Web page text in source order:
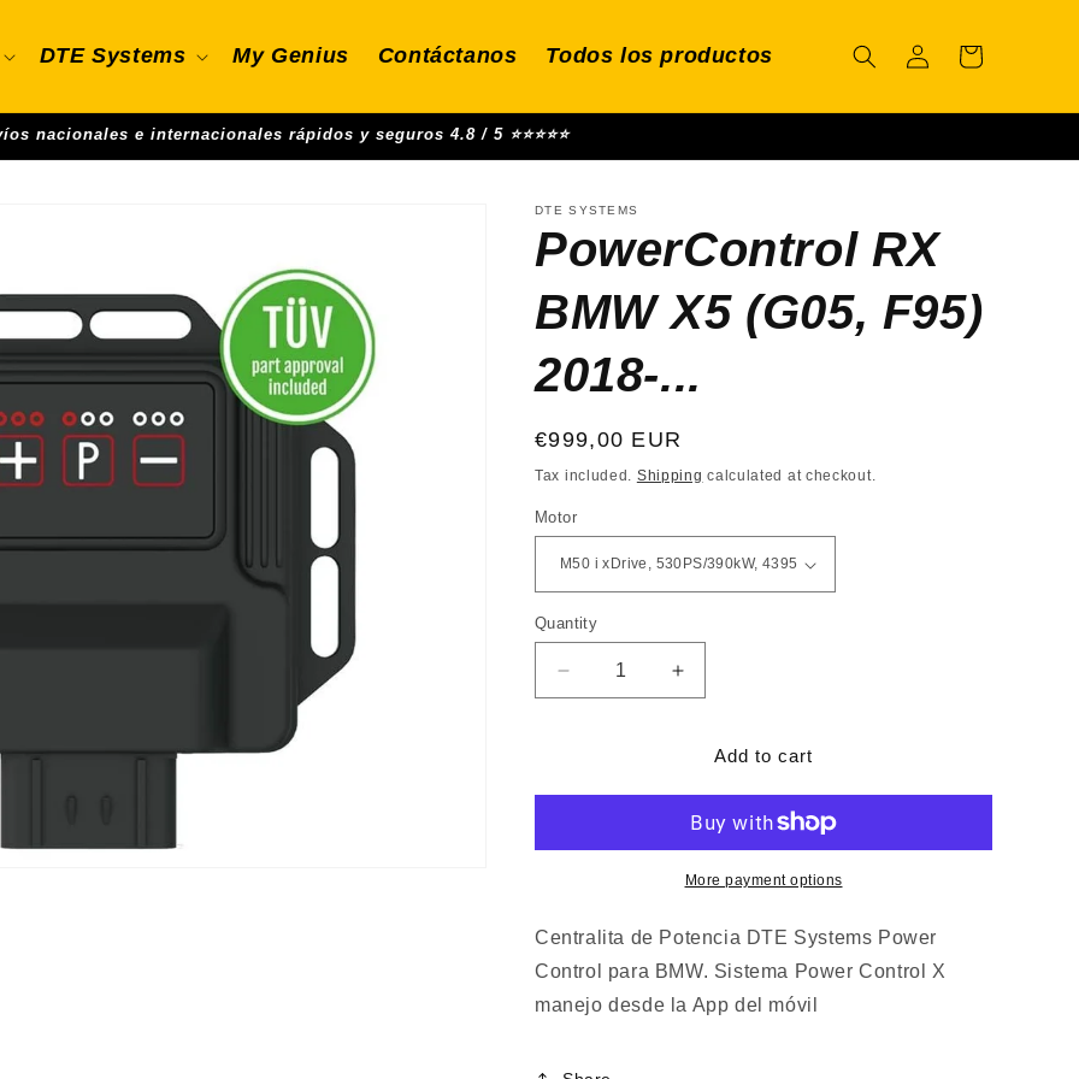
DTE Systems My Genius Contáctanos Todos los productos
in
Cart
nacionales e internacionales rápidos y seguros 4.8 / 5 ⭐⭐⭐⭐⭐
DTE SYSTEMS
PowerControl RX
BMW X5 (G05, F95)
2018-...
Regular
price
€999,00 EUR
Tax included. Shipping calculated at checkout.
Motor
Quantity
Decrease
quantity
(G05,
Increase
quantity
PowerControl
X5
(G05,
F95)
Add to cart
More payment options
Centralita de Potencia DTE Systems Power
Control para BMW. Sistema Power Control X
manejo desde la App del móvil